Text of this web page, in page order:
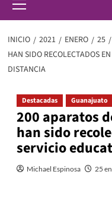
principal
INICIO 2021 ENERO 25
HAN SIDO RECOLECTADOS
DISTANCIA
Destacadas Guanajuato
200 aparatos
han sido
servicio
Michael Espinosa 25